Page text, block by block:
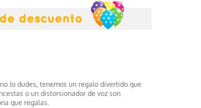
lo dudes, tenemos un regalo divertido que
o un distorsionador de voz son
que regalas.